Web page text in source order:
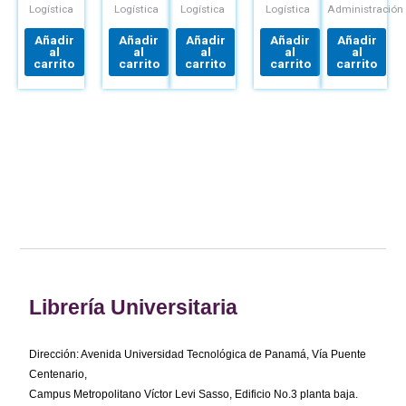
DE
Logística
Añadir
al
carrito
Logística
Añadir
al
carrito
COYLEROBERT
NOVACK
UNA
LOGÍSTICA
Logística
Añadir
al
carrito
DE
Y
CENTROS
DE
DISTRIBUCIÓN
Logística
Añadir
al
carrito
SUPPLY
Administración
Añadir
al
carrito
Librería Universitaria
Dirección: Avenida Universidad Tecnológica de Panamá, Vía Puente
Centenario,
Campus Metropolitano Víctor Levi Sasso, Edificio No.3 planta baja.